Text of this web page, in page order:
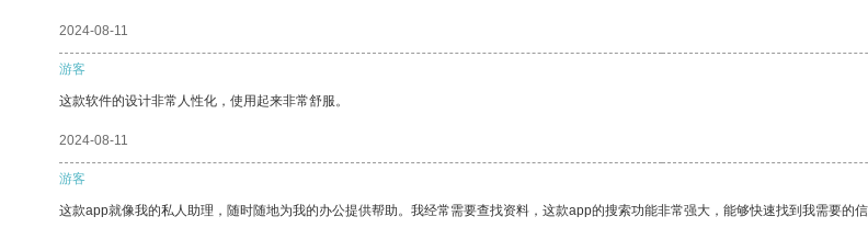
2024-08-11
游客
这款软件的设计非常人性化，使用起来非常舒服。
2024-08-11
游客
这款app就像我的私人助理，随时随地为我的办公提供帮助。我经常需要查找资料，这款app的搜索功能非常强大，能够快速找到我需要的信